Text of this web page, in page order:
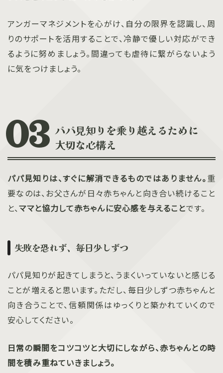
アンガーマネジメントを心がけ、自分の限界を認識し、周
りのサポートを活用することで、冷静で優しい対応ができ
るように努めましょう。間違っても虐待に繋がらないよう
に気をつけましょう。
パパ見知りを乗り越えるために
大切な心構え
パパ見知りは、すぐに解消できるものではありません。重
要なのは、お父さんが日々赤ちゃんと向き合い続けること
と、ママと協力して赤ちゃんに安心感を与えることです。
失敗を恐れず、毎日少しずつ
パパ見知りが起きてしまうと、うまくいっていないと感じる
ことが増えると思います。ただし、毎日少しずつ赤ちゃんと
向き合うことで、信頼関係はゆっくりと築かれていくので
安心してください。
日常の瞬間をコツコツと大切にしながら、赤ちゃんとの時
間を積み重ねていきましょう。